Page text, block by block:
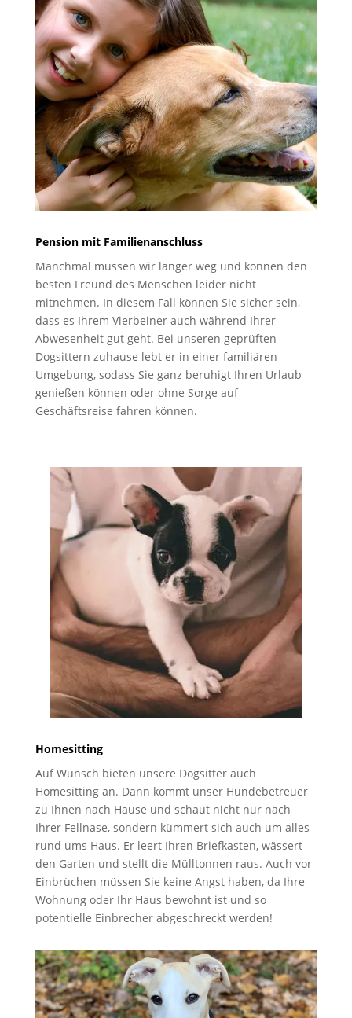
Pension mit Familienanschluss
Manchmal müssen wir länger weg und können den
besten Freund des Menschen leider nicht
mitnehmen. In diesem Fall können Sie sicher sein,
dass es Ihrem Vierbeiner auch während Ihrer
Abwesenheit gut geht. Bei unseren geprüften
Dogsittern zuhause lebt er in einer familiären
Umgebung, sodass Sie ganz beruhigt Ihren Urlaub
genießen können oder ohne Sorge auf
Geschäftsreise fahren können.
Homesitting
Auf Wunsch bieten unsere Dogsitter auch
Homesitting an. Dann kommt unser Hundebetreuer
zu Ihnen nach Hause und schaut nicht nur nach
Ihrer Fellnase, sondern kümmert sich auch um alles
rund ums Haus. Er leert Ihren Briefkasten, wässert
den Garten und stellt die Mülltonnen raus. Auch vor
Einbrüchen müssen Sie keine Angst haben, da Ihre
Wohnung oder Ihr Haus bewohnt ist und so
potentielle Einbrecher abgeschreckt werden!